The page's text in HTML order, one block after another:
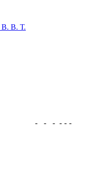
В. В. Т.
- - - - - -